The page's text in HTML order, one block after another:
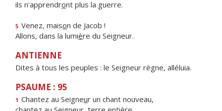
ils n'apprendront plus la guerre.
5 Venez, maison de Jacob !
Allons, dans la lumière du Seigneur.
ANTIENNE
Dites à tous les peuples : le Seigneur règne, alléluia.
PSAUME : 95
1 Chantez au Seigneur un chant nouveau,